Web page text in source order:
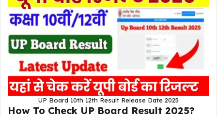
UP Board 10th 12th Result Release Date 2025
How To Check UP Board Result 2025?